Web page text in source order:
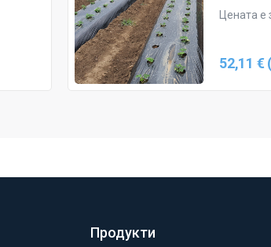
Цената
52,11 €
Продукти